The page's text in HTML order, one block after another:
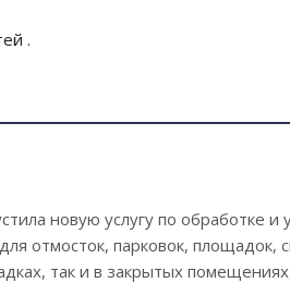
.
новую услугу по обработке и
отмосток, парковок, площадок,
так и в закрытых